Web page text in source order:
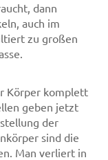
dann
auch im
zu großen
Körper komplett
geben jetzt
der
sind die
Man verliert in